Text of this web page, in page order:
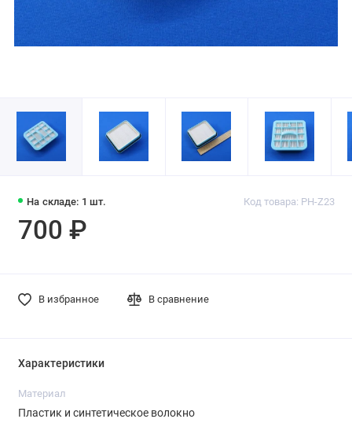
На складе: 1 шт. Код товара: PH-Z23
700 ₽
В избранное В сравнение
Характеристики
Материал
Пластик и синтетическое волокно